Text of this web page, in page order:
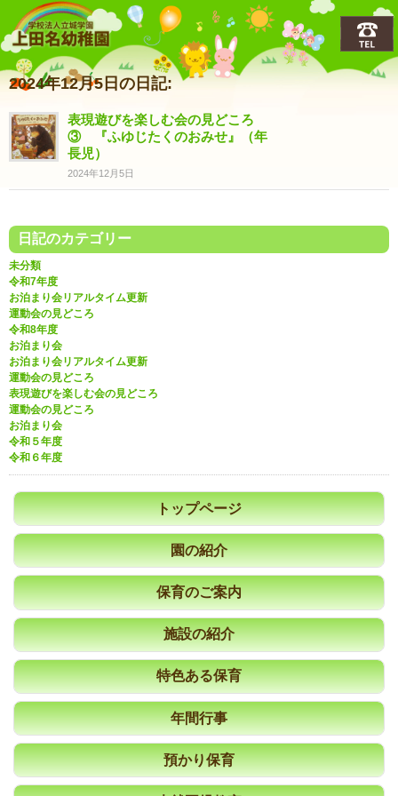
上田名(うえだな)幼稚園
2024年12月5日の日記:
表現遊びを楽しむ会の見どころ
③ 『ふゆじたくのおみせ』（年
長児）
2024年12月5日
日記のカテゴリー
未分類
令和7年度
お泊まり会リアルタイム更新
運動会の見どころ
令和8年度
お泊まり会
お泊まり会リアルタイム更新
運動会の見どころ
表現遊びを楽しむ会の見どころ
運動会の見どころ
お泊まり会
令和５年度
令和６年度
トップページ
園の紹介
保育のご案内
施設の紹介
特色ある保育
年間行事
預かり保育